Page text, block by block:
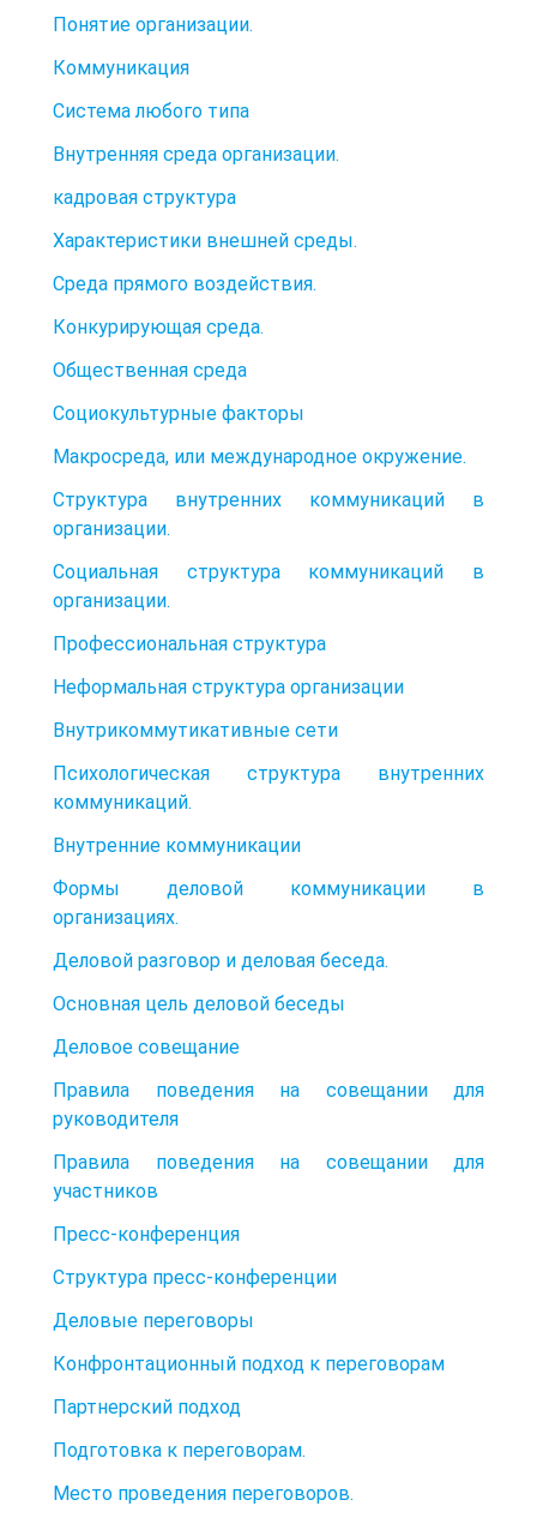
Понятие организации.
Коммуникация
Система любого типа
Внутренняя среда организации.
кадровая структура
Характеристики внешней среды.
Среда прямого воздействия.
Конкурирующая среда.
Общественная среда
Социокультурные факторы
Макросреда, или международное окружение.
Структура внутренних коммуникаций в
организации.
Социальная структура коммуникаций в
организации.
Профессиональная структура
Неформальная структура организации
Внутрикоммутикативные сети
Психологическая структура внутренних
коммуникаций.
Внутренние коммуникации
Формы деловой коммуникации в
организациях.
Деловой разговор и деловая беседа.
Основная цель деловой беседы
Деловое совещание
Правила поведения на совещании для
руководителя
Правила поведения на совещании для
участников
Пресс-конференция
Структура пресс-конференции
Деловые переговоры
Конфронтационный подход к переговорам
Партнерский подход
Подготовка к переговорам.
Место проведения переговоров.